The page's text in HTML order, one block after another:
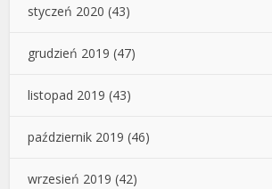
styczeń 2020 (43)
grudzień 2019 (47)
listopad 2019 (43)
październik 2019 (46)
wrzesień 2019 (42)